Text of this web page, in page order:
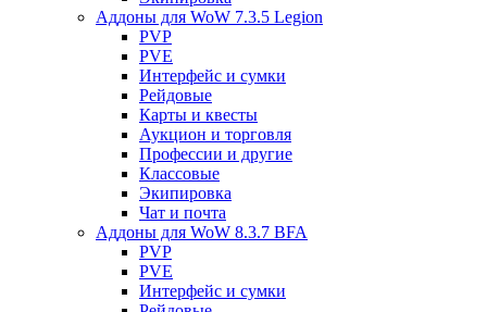
Аддоны для WoW 7.3.5 Legion
PVP
PVE
Интерфейс и сумки
Рейдовые
Карты и квесты
Аукцион и торговля
Профессии и другие
Классовые
Экипировка
Чат и почта
Аддоны для WoW 8.3.7 BFA
PVP
PVE
Интерфейс и сумки